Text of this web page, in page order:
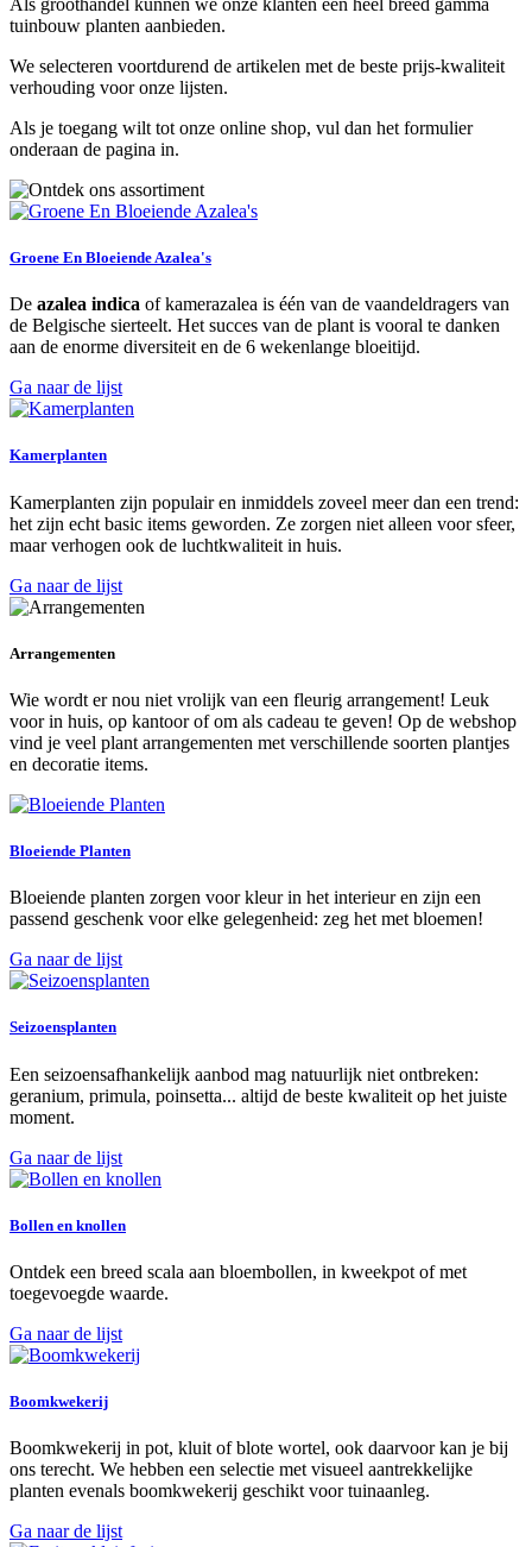
tuinbouw planten aanbieden.
We selecteren voortdurend de artikelen met de beste prijs-kwaliteit
verhouding voor onze lijsten.
Als je toegang wilt tot onze online shop, vul dan het formulier
onderaan de pagina in.
Groene En Bloeiende Azalea's
De azalea indica of kamerazalea is één van de vaandeldragers van
de Belgische sierteelt. Het succes van de plant is vooral te danken
aan de enorme diversiteit en de 6 wekenlange bloeitijd.
Ga naar de lijst
Kamerplanten
Kamerplanten zijn populair en inmiddels zoveel meer dan een trend:
het zijn echt basic items geworden. Ze zorgen niet alleen voor sfeer,
maar verhogen ook de luchtkwaliteit in huis.
Ga naar de lijst
Arrangementen
Wie wordt er nou niet vrolijk van een fleurig arrangement! Leuk
voor in huis, op kantoor of om als cadeau te geven! Op de webshop
vind je veel plant arrangementen met verschillende soorten plantjes
en decoratie items.
Bloeiende Planten
Bloeiende planten zorgen voor kleur in het interieur en zijn een
passend geschenk voor elke gelegenheid: zeg het met bloemen!
Ga naar de lijst
Seizoensplanten
Een seizoensafhankelijk aanbod mag natuurlijk niet ontbreken:
geranium, primula, poinsetta... altijd de beste kwaliteit op het juiste
moment.
Ga naar de lijst
Bollen en knollen
Ontdek een breed scala aan bloembollen, in kweekpot of met
toegevoegde waarde.
Ga naar de lijst
Boomkwekerij
Boomkwekerij in pot, kluit of blote wortel, ook daarvoor kan je bij
ons terecht. We hebben een selectie met visueel aantrekkelijke
planten evenals boomkwekerij geschikt voor tuinaanleg.
Ga naar de lijst